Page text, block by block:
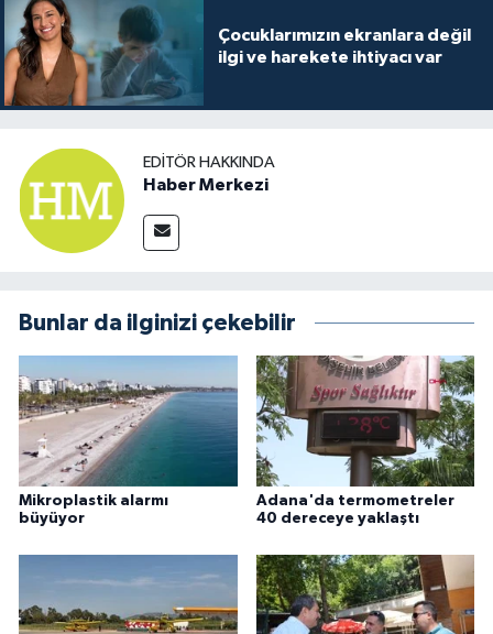
Çocuklarımızın ekranlara değil
ilgi ve harekete ihtiyacı var
EDITÖR HAKKINDA
Haber Merkezi
Bunlar da ilginizi çekebilir
Mikroplastik alarmı
büyüyor
Adana'da termometreler
40 dereceye yaklaştı